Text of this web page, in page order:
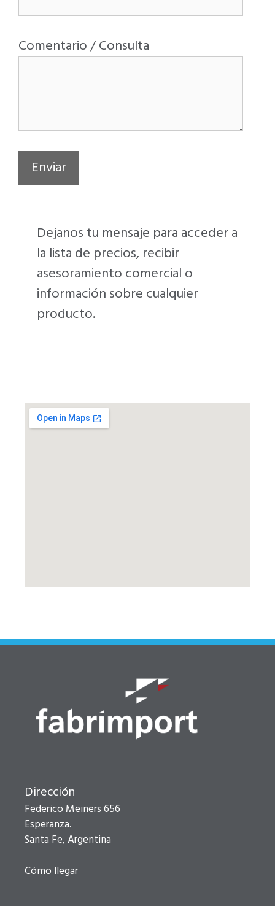
Comentario / Consulta
Dejanos tu mensaje para acceder a
la lista de precios, recibir
asesoramiento comercial o
información sobre cualquier
producto.
Dirección
Federico Meiners 656
Esperanza.
Santa Fe, Argentina
Cómo llegar